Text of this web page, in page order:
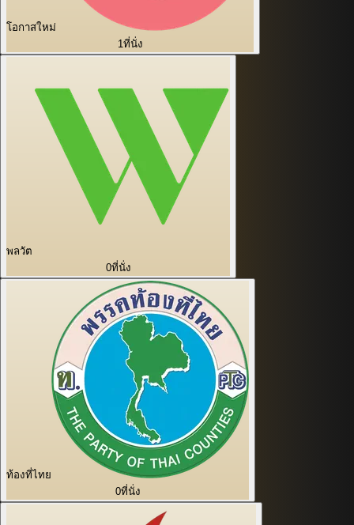
โอกาสใหม่
1ที่นั่ง
พลวัต
0ที่นั่ง
ท้องที่ไทย
0ที่นั่ง